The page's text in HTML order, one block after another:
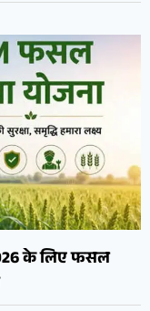
के लिए फसल